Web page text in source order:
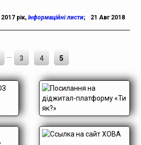
2017 рік, Інформаційні листи; 21 Авг 2018
3 4 5